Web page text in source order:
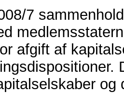
7
afgift af
og